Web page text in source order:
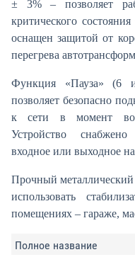
± 3% – позволяет
критического
оснащен защитой от
перегрева
Функция «Пауза» (6
позволяет безопасно
к сети в момент
Устройство
входное или выходное
Прочный металлический
использовать
помещениях – гараже,
Полное название